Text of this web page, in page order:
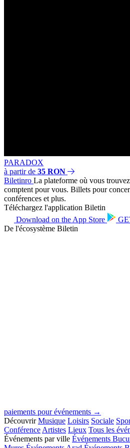
PARADOX
à partir de 35 RON
Biletinro La plateforme où vous
comptent pour vous. Billets pour
conférences et plus.
Téléchargez l'application Biletin
Download on the App Store
De l'écosystème Biletin
paiements pour événements →
Découvrir Musique Loisirs Sociale
Conférence Artistes Lieux Tous les
Événements par ville Événements